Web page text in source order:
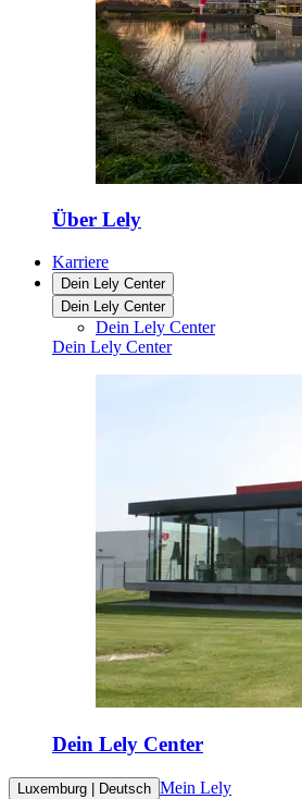
Über Lely
Karriere
Dein Lely Center
Dein Lely Center
Dein Lely Center
Dein Lely Center
Dein Lely Center
Luxemburg | Deutsch Mein Lely